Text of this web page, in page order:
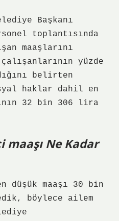
Başkanı
toplantısında
maaşlarını
yüzde
belirten
haklar dahil en
32 bin 306 lira
maaşı Ne Kadar
düşük maaşı 30 bin
böylece ailem